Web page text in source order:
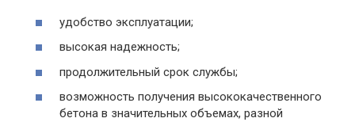
удобство эксплуатации;
высокая надежность;
продолжительный срок службы;
возможность получения высококачественного
бетона в значительных объемах, разной